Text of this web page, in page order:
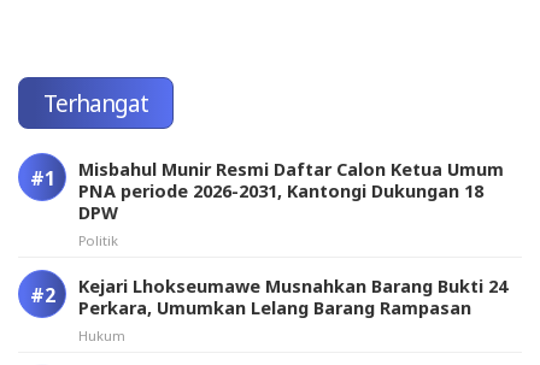
Terhangat
Misbahul Munir Resmi Daftar Calon Ketua Umum
PNA periode 2026-2031, Kantongi Dukungan 18
DPW
Politik
Kejari Lhokseumawe Musnahkan Barang Bukti 24
Perkara, Umumkan Lelang Barang Rampasan
Hukum